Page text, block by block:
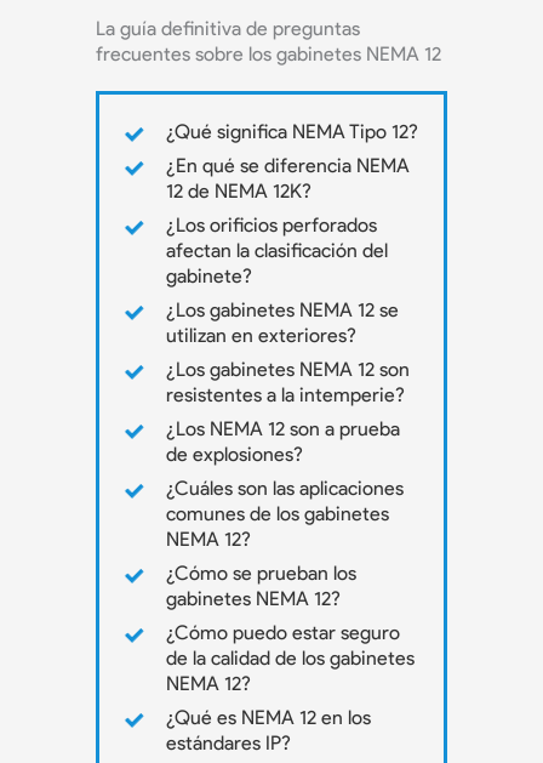
La guía definitiva de preguntas
frecuentes sobre los gabinetes NEMA 12
¿Qué significa NEMA Tipo 12?
¿En qué se diferencia NEMA
12 de NEMA 12K?
¿Los orificios perforados
afectan la clasificación del
gabinete?
¿Los gabinetes NEMA 12 se
utilizan en exteriores?
¿Los gabinetes NEMA 12 son
resistentes a la intemperie?
¿Los NEMA 12 son a prueba
de explosiones?
¿Cuáles son las aplicaciones
comunes de los gabinetes
NEMA 12?
¿Cómo se prueban los
gabinetes NEMA 12?
¿Cómo puedo estar seguro
de la calidad de los gabinetes
NEMA 12?
¿Qué es NEMA 12 en los
estándares IP?